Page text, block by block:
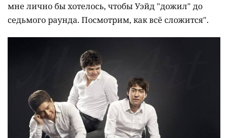
мне лично бы хотелось, чтобы Уэйд "дожил" до
седьмого раунда. Посмотрим, как всё сложится".